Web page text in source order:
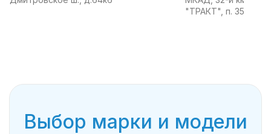
"ТРАКТ", п. 35
Выбор марки и модели